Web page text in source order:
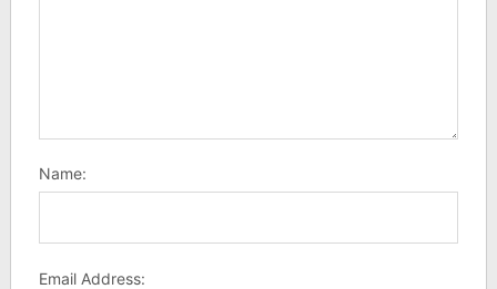
Name:
Email Address: